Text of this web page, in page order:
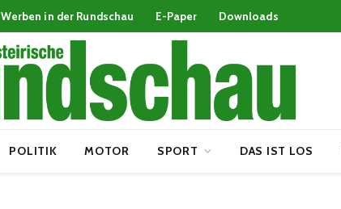
Werben in der Rundschau E-Paper Downloads
POLITIK MOTOR SPORT DAS IST LOS